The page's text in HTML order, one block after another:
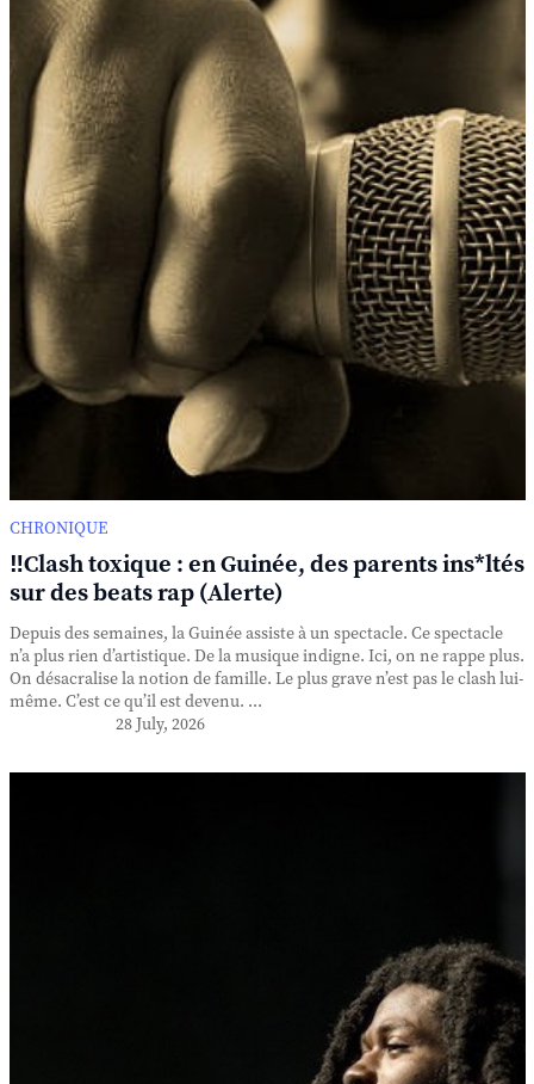
CHRONIQUE
‼️Clash toxique : en Guinée, des parents ins*ltés
sur des beats rap (Alerte)
Depuis des semaines, la Guinée assiste à un spectacle. Ce spectacle
n’a plus rien d’artistique. De la musique indigne. Ici, on ne rappe plus.
On désacralise la notion de famille. Le plus grave n’est pas le clash lui-
même. C’est ce qu’il est devenu. ...
28 July, 2026